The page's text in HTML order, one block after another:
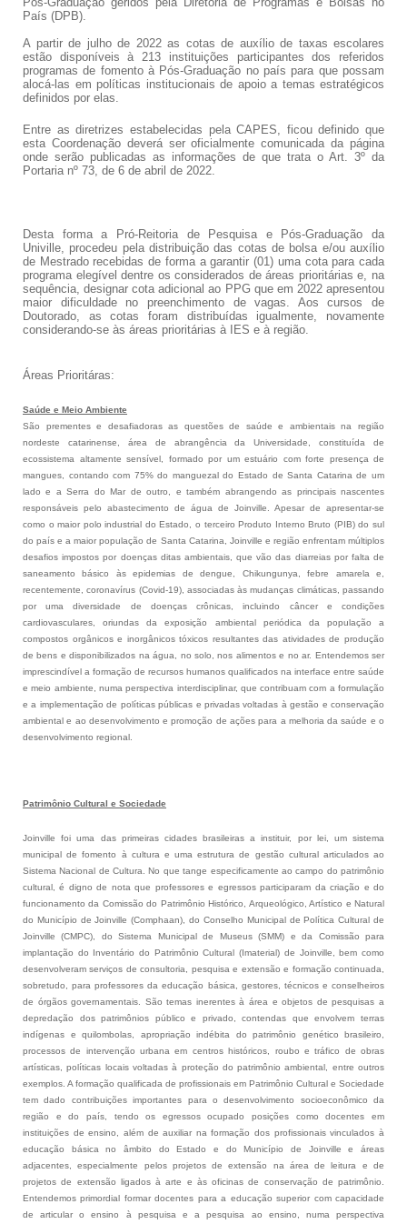
Pós-Graduação geridos pela Diretoria de Programas e Bolsas no
País (DPB).
A partir de julho de 2022 as cotas de auxílio de taxas escolares
estão disponíveis à 213 instituições participantes dos referidos
programas de fomento à Pós-Graduação no país para que possam
alocá-las em políticas institucionais de apoio a temas estratégicos
definidos por elas.
Entre as diretrizes estabelecidas pela CAPES, ficou definido que
esta Coordenação deverá ser oficialmente comunicada da página
onde serão publicadas as informações de que trata o Art. 3º da
Portaria nº 73, de 6 de abril de 2022.
Desta forma a Pró-Reitoria de Pesquisa e Pós-Graduação da
Univille, procedeu pela distribuição das cotas de bolsa e/ou auxílio
de Mestrado recebidas de forma a garantir (01) uma cota para cada
programa elegível dentre os considerados de áreas prioritárias e, na
sequência, designar cota adicional ao PPG que em 2022 apresentou
maior dificuldade no preenchimento de vagas. Aos cursos de
Doutorado, as cotas foram distribuídas igualmente, novamente
considerando-se às áreas prioritárias à IES e à região.
Áreas Prioritáras:
Saúde e Meio Ambiente
São prementes e desafiadoras as questões de saúde e ambientais na região
nordeste catarinense, área de abrangência da Universidade, constituída de
ecossistema altamente sensível, formado por um estuário com forte presença de
mangues, contando com 75% do manguezal do Estado de Santa Catarina de um
lado e a Serra do Mar de outro, e também abrangendo as principais nascentes
responsáveis pelo abastecimento de água de Joinville. Apesar de apresentar-se
como o maior polo industrial do Estado, o terceiro Produto Interno Bruto (PIB) do sul
do país e a maior população de Santa Catarina, Joinville e região enfrentam múltiplos
desafios impostos por doenças ditas ambientais, que vão das diarreias por falta de
saneamento básico às epidemias de dengue, Chikungunya, febre amarela e,
recentemente, coronavírus (Covid-19), associadas às mudanças climáticas, passando
por uma diversidade de doenças crônicas, incluindo câncer e condições
cardiovasculares, oriundas da exposição ambiental periódica da população a
compostos orgânicos e inorgânicos tóxicos resultantes das atividades de produção
de bens e disponibilizados na água, no solo, nos alimentos e no ar. Entendemos ser
imprescindível a formação de recursos humanos qualificados na interface entre saúde
e meio ambiente, numa perspectiva interdisciplinar, que contribuam com a formulação
e a implementação de políticas públicas e privadas voltadas à gestão e conservação
ambiental e ao desenvolvimento e promoção de ações para a melhoria da saúde e o
desenvolvimento regional.
Patrimônio Cultural e Sociedade
Joinville foi uma das primeiras cidades brasileiras a instituir, por lei, um sistema
municipal de fomento à cultura e uma estrutura de gestão cultural articulados ao
Sistema Nacional de Cultura. No que tange especificamente ao campo do patrimônio
cultural, é digno de nota que professores e egressos participaram da criação e do
funcionamento da Comissão do Patrimônio Histórico, Arqueológico, Artístico e Natural
do Município de Joinville (Comphaan), do Conselho Municipal de Política Cultural de
Joinville (CMPC), do Sistema Municipal de Museus (SMM) e da Comissão para
implantação do Inventário do Patrimônio Cultural (Imaterial) de Joinville, bem como
desenvolveram serviços de consultoria, pesquisa e extensão e formação continuada,
sobretudo, para professores da educação básica, gestores, técnicos e conselheiros
de órgãos governamentais. São temas inerentes à área e objetos de pesquisas a
depredação dos patrimônios público e privado, contendas que envolvem terras
indígenas e quilombolas, apropriação indébita do patrimônio genético brasileiro,
processos de intervenção urbana em centros históricos, roubo e tráfico de obras
artísticas, políticas locais voltadas à proteção do patrimônio ambiental, entre outros
exemplos. A formação qualificada de profissionais em Patrimônio Cultural e Sociedade
tem dado contribuições importantes para o desenvolvimento socioeconômico da
região e do país, tendo os egressos ocupado posições como docentes em
instituições de ensino, além de auxiliar na formação dos profissionais vinculados à
educação básica no âmbito do Estado e do Município de Joinville e áreas
adjacentes, especialmente pelos projetos de extensão na área de leitura e de
projetos de extensão ligados à arte e às oficinas de conservação de patrimônio.
Entendemos primordial formar docentes para a educação superior com capacidade
de articular o ensino à pesquisa e a pesquisa ao ensino, numa perspectiva